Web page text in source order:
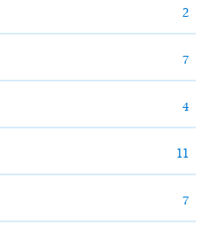
2
7
4
11
7